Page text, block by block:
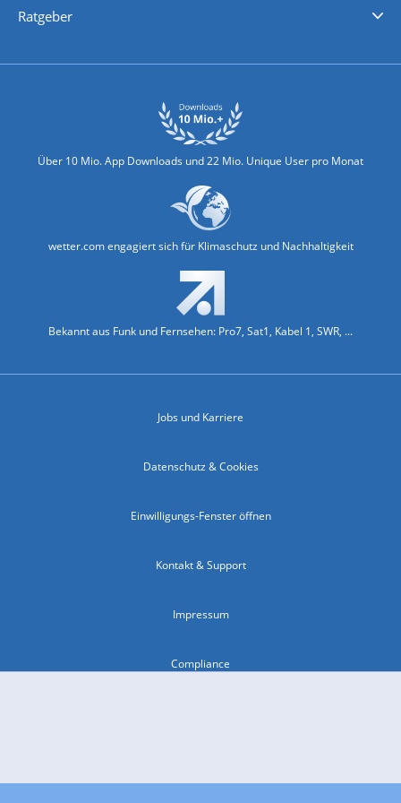
Ratgeber
Über 10 Mio. App Downloads und 22 Mio. Unique User pro Monat
wetter.com engagiert sich für Klimaschutz und Nachhaltigkeit
Bekannt aus Funk und Fernsehen: Pro7, Sat1, Kabel 1, SWR, ...
Jobs und Karriere
Datenschutz & Cookies
Einwilligungs-Fenster öffnen
Kontakt & Support
Impressum
Compliance